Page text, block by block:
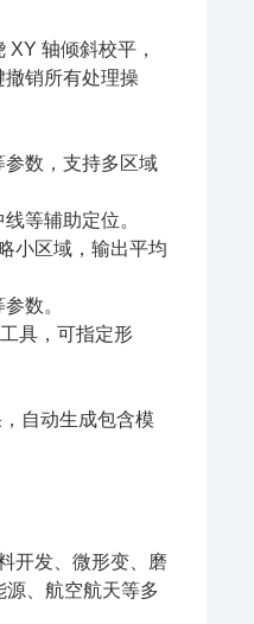
轴倾斜校平，
撤销所有处理操
数，支持多区域
等辅助定位。
小区域，输出平均
数。
具，可指定形
自动生成包含模
开发、微形变、磨
、航空航天等多